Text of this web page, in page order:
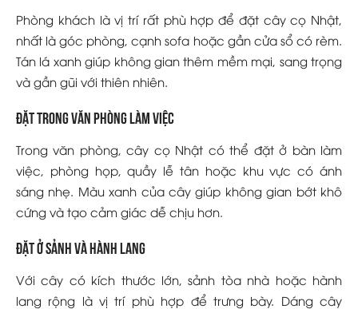
Phòng khách là vị trí rất phù hợp để đặt cây cọ Nhật,
nhất là góc phòng, cạnh sofa hoặc gần cửa sổ có rèm.
Tán lá xanh giúp không gian thêm mềm mại, sang trọng
và gần gũi với thiên nhiên.
Đặt trong văn phòng làm việc
Trong văn phòng, cây cọ Nhật có thể đặt ở bàn làm
việc, phòng họp, quầy lễ tân hoặc khu vực có ánh
sáng nhẹ. Màu xanh của cây giúp không gian bớt khô
cứng và tạo cảm giác dễ chịu hơn.
Đặt ở sảnh và hành lang
Với cây có kích thước lớn, sảnh tòa nhà hoặc hành
lang rộng là vị trí phù hợp để trưng bày. Dáng cây